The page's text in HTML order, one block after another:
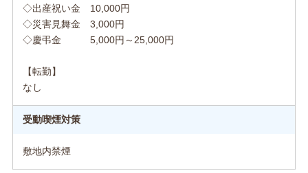
◇出産祝い金 10,000円
◇災害見舞金 3,000円
◇慶弔金 5,000円～25,000円
【転勤】
なし
受動喫煙対策
敷地内禁煙